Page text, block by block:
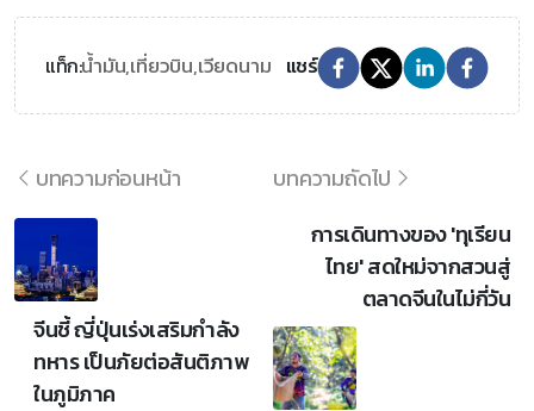
แท็ก:น้ำมัน,เที่ยวบิน,เวียดนาม แชร์
บทความก่อนหน้า
จีนชี้ ญี่ปุ่นเร่งเสริมกำลัง
ทหาร เป็นภัยต่อสันติภาพ
ในภูมิภาค
บทความถัดไป
การเดินทางของ 'ทุเรียน
ไทย' สดใหม่จากสวนสู่
ตลาดจีนในไม่กี่วัน